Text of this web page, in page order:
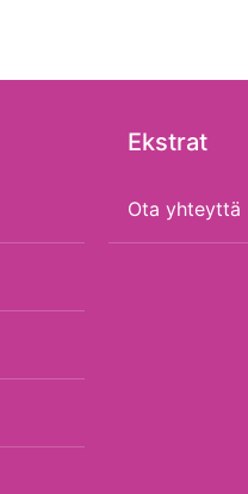
Ekstrat
Ota yhteyttä